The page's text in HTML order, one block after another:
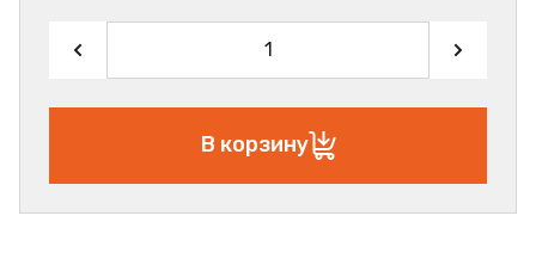
В корзину